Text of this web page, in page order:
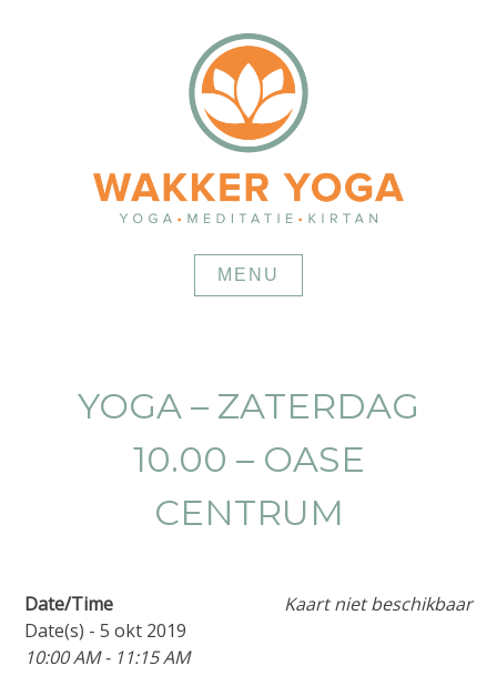
MENU
YOGA – ZATERDAG
10.00 – OASE
CENTRUM
Kaart niet beschikbaar
Date/Time
Date(s) - 5 okt 2019
10:00 AM - 11:15 AM